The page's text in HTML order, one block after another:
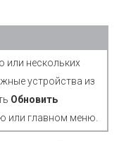
или нескольких
устройства из
Обновить
или главном меню.